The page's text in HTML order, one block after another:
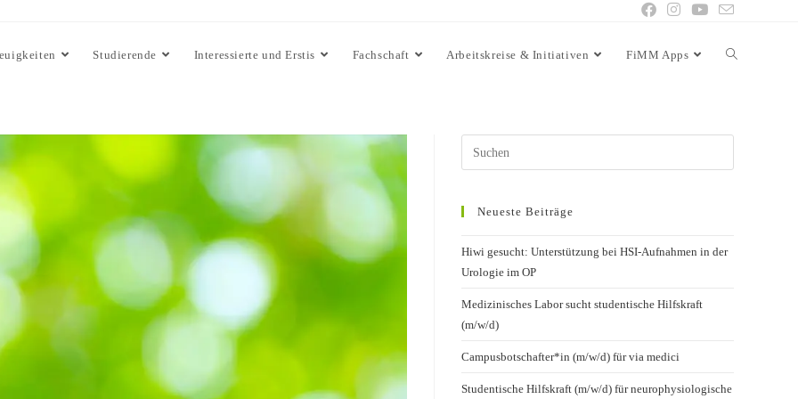
Studierende Interessierte und Erstis Fachschaft Arbeitskreise & Initiativen FiMM Apps
Neueste Beiträge
Hiwi gesucht: Unterstützung bei HSI-Aufnahmen in der
Urologie im OP
Medizinisches Labor sucht studentische Hilfskraft
(m/w/d)
Campusbotschafter*in (m/w/d) für via medici
Studentische Hilfskraft (m/w/d) für neurophysiologische